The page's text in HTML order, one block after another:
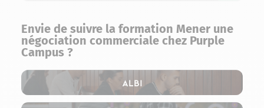
Envie de suivre la formation Mener une
négociation commerciale chez Purple
Campus ?
Albi